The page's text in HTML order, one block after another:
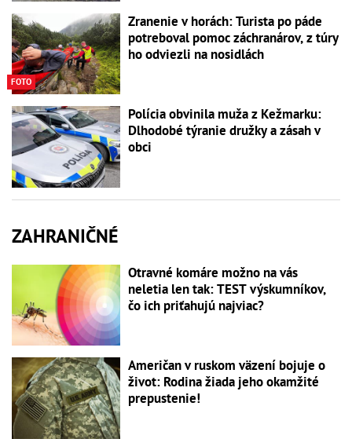
FOTO
Zranenie v horách: Turista po páde
potreboval pomoc záchranárov, z túry
ho odviezli na nosidlách
Polícia obvinila muža z Kežmarku:
Dlhodobé týranie družky a zásah v
obci
ZAHRANIČNÉ
Otravné komáre možno na vás
neletia len tak: TEST výskumníkov,
čo ich priťahujú najviac?
Američan v ruskom väzení bojuje o
život: Rodina žiada jeho okamžité
prepustenie!